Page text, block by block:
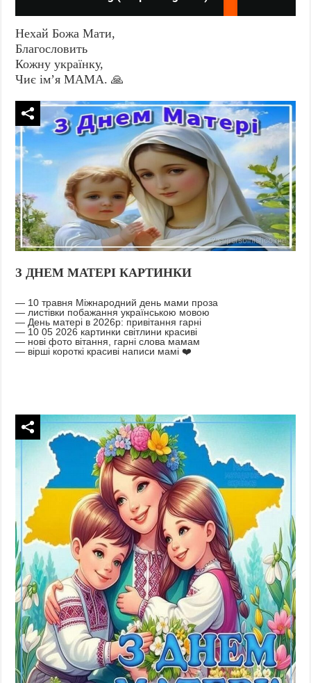
Нехай Божа Мати,
Благословить
Кожну українку,
Чиє ім’я МΑΜΑ. 🙏
З ДНЕМ МАТЕРІ КАРТИНКИ
— 10 травня Міжнародний день мами проза
— листівки побажання українською мовою
— День матері в 2026р: привітання гарні
— 10 05 2026 картинки світлини красиві
— нові фото вітання, гарні слова мамам
— вірші короткі красиві написи мамі ❤️